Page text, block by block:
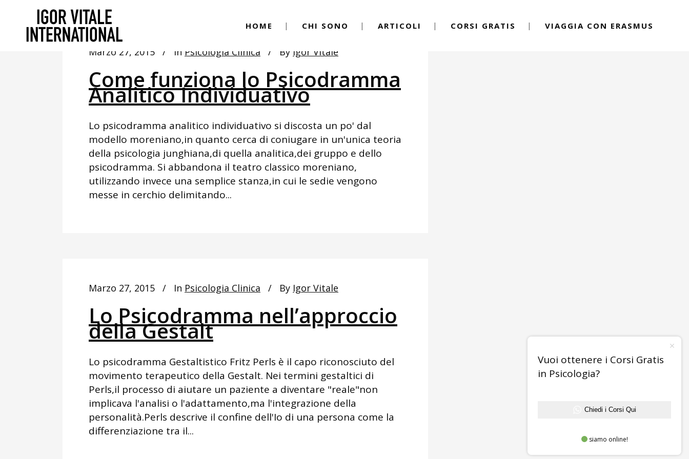
HOME CHI SONO ARTICOLI CORSI GRATIS VIAGGIA CON ERASMUS
Marzo 27, 2015 In Psicologia Clinica By Igor Vitale
Come funziona lo Psicodramma
Analitico Individuativo
Lo psicodramma analitico individuativo si discosta un po' dal
modello moreniano,in quanto cerca di coniugare in un'unica teoria
della psicologia junghiana,di quella analitica,dei gruppo e dello
psicodramma. Si abbandona il teatro classico moreniano,
utilizzando invece una semplice stanza,in cui le sedie vengono
messe in cerchio delimitando...
Marzo 27, 2015 In Psicologia Clinica By Igor Vitale
Lo Psicodramma nell’approccio
della Gestalt
Lo psicodramma Gestaltistico Fritz Perls è il capo riconosciuto del
movimento terapeutico della Gestalt. Nei termini gestaltici di
Perls,il processo di aiutare un paziente a diventare "reale"non
implicava l'analisi o l'adattamento,ma l'integrazione della
personalità.Perls descrive il confine dell'Io di una persona come la
differenziazione tra il...
Vuoi ottenere i Corsi Gratis
in Psicologia?
Chiedi i Corsi Qui
siamo online!